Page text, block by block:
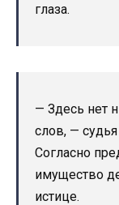
глаза.
— Здесь нет
слов, —
Согласно
имущество
истице.